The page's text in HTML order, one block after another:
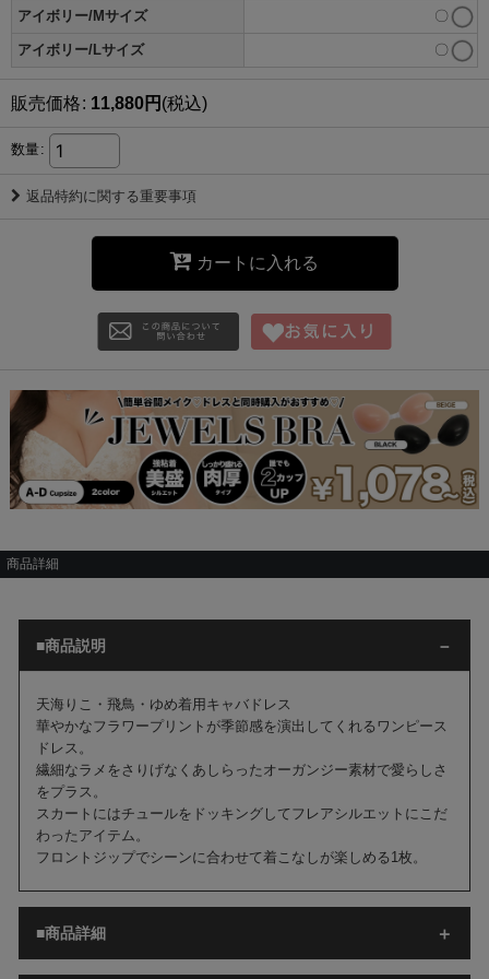
アイボリー/Mサイズ 〇
アイボリー/Lサイズ 〇
販売価格: 11,880円 (税込)
数量:
返品特約に関する重要事項
カートに入れる
商品詳細
■商品説明
天海りこ・飛鳥・ゆめ着用キャバドレス
華やかなフラワープリントが季節感を演出してくれるワンピース
ドレス。
繊細なラメをさりげなくあしらったオーガンジー素材で愛らしさ
をプラス。
スカートにはチュールをドッキングしてフレアシルエットにこだ
わったアイテム。
フロントジップでシーンに合わせて着こなしが楽しめる1枚。
■商品詳細